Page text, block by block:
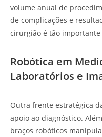
volume anual de
de complicações e
cirurgião é tão
Robótica em
Laboratórios e
Outra frente estratégica
apoio ao diagnóstico.
braços robóticos